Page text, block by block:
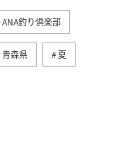
ANA釣り倶楽部
青森県 夏